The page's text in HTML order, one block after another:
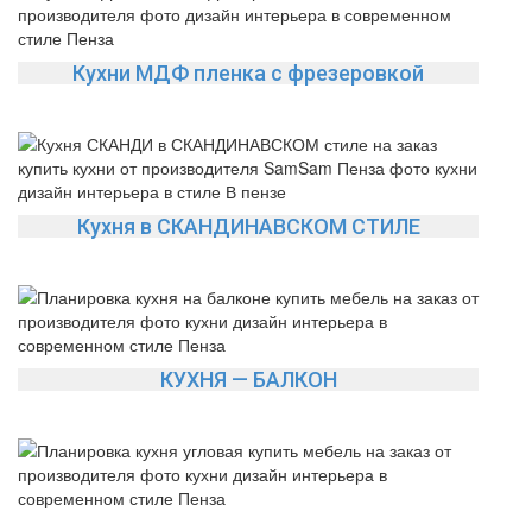
Кухни МДФ пленка с фрезеровкой
Кухня в СКАНДИНАВСКОМ СТИЛЕ
КУХНЯ — БАЛКОН